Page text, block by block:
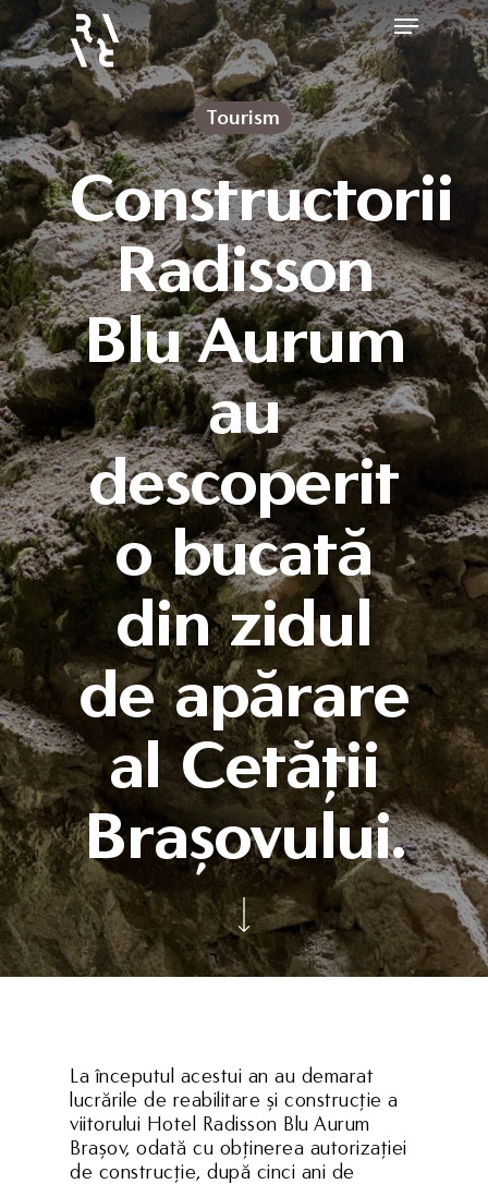
Tourism
Constructorii
Radisson
Blu Aurum
au
descoperit
o bucată
din zidul
de apărare
al Cetății
Brașovului.
La începutul acestui an au demarat
lucrările de reabilitare și construcție a
viitorului Hotel Radisson Blu Aurum
Brașov, odată cu obținerea autorizației
de construcție, după cinci ani de